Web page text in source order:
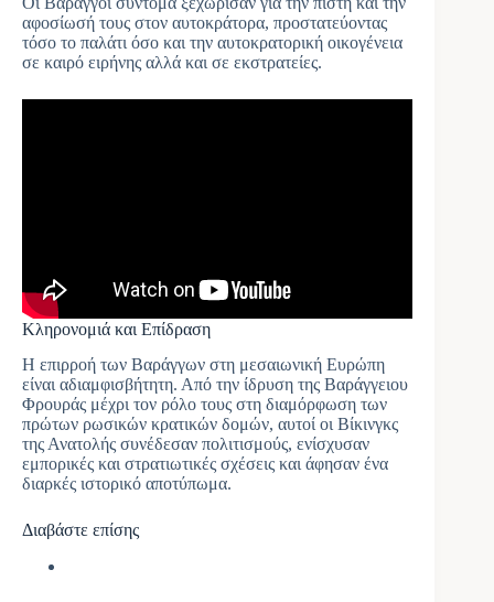
αφοσίωσή τους στον αυτοκράτορα, προστατεύοντας
τόσο το παλάτι όσο και την αυτοκρατορική οικογένεια
σε καιρό ειρήνης αλλά και σε εκστρατείες.
Κληρονομιά και Επίδραση
Η επιρροή των Βαράγγων στη μεσαιωνική Ευρώπη
είναι αδιαμφισβήτητη. Από την ίδρυση της Βαράγγειου
Φρουράς μέχρι τον ρόλο τους στη διαμόρφωση των
πρώτων ρωσικών κρατικών δομών, αυτοί οι Βίκινγκς
της Ανατολής συνέδεσαν πολιτισμούς, ενίσχυσαν
εμπορικές και στρατιωτικές σχέσεις και άφησαν ένα
διαρκές ιστορικό αποτύπωμα.
Διαβάστε επίσης